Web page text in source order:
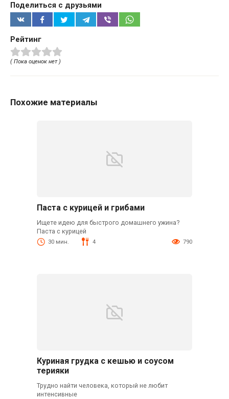
Поделиться с друзьями
Рейтинг
( Пока оценок нет )
Похожие материалы
Паста с курицей и грибами
Ищете идею для быстрого домашнего ужина?
Паста с курицей
30 мин. 4 790
Куриная грудка с кешью и соусом
терияки
Трудно найти человека, который не любит
интенсивные